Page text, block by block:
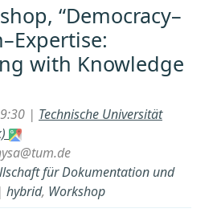
–
im
“Democracy–
with Knowledge
| Technische Universität
für Dokumentation und
| hybrid, Workshop